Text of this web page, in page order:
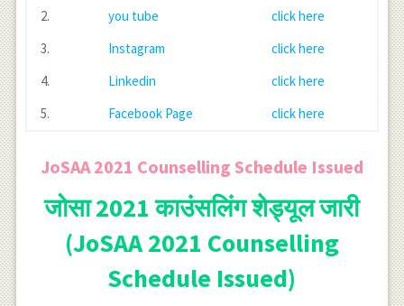
2.
you tube
click here
3.
Instagram
click here
4.
Linkedin
click here
5.
Facebook Page click here
JoSAA 2021 Counselling Schedule Issued
जोसा 2021 काउंसलिंग शेड्यूल जारी
(JoSAA 2021 Counselling
Schedule Issued)